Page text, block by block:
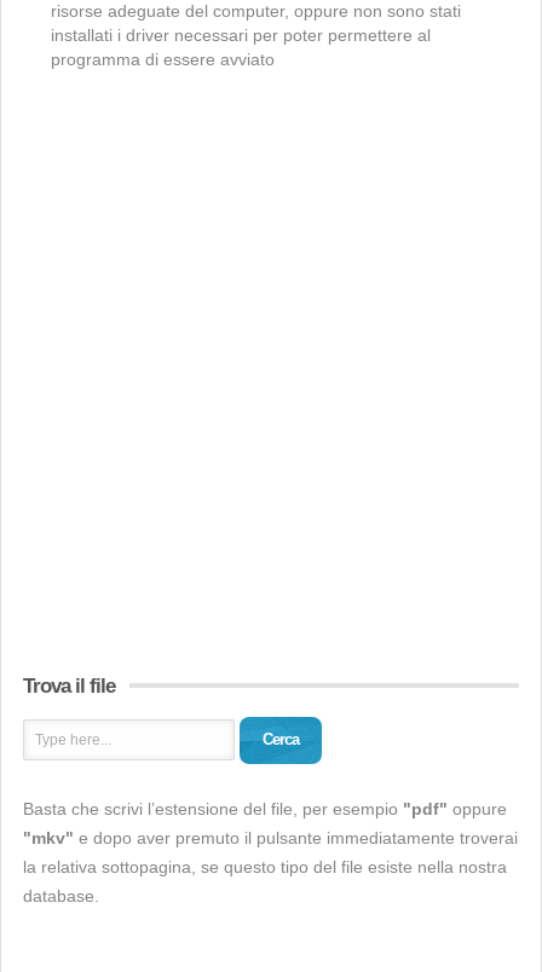
risorse adeguate del computer, oppure non sono stati
installati i driver necessari per poter permettere al
programma di essere avviato
Trova il file
Cerca
Basta che scrivi l’estensione del file, per esempio "pdf" oppure
"mkv" e dopo aver premuto il pulsante immediatamente troverai
la relativa sottopagina, se questo tipo del file esiste nella nostra
database.